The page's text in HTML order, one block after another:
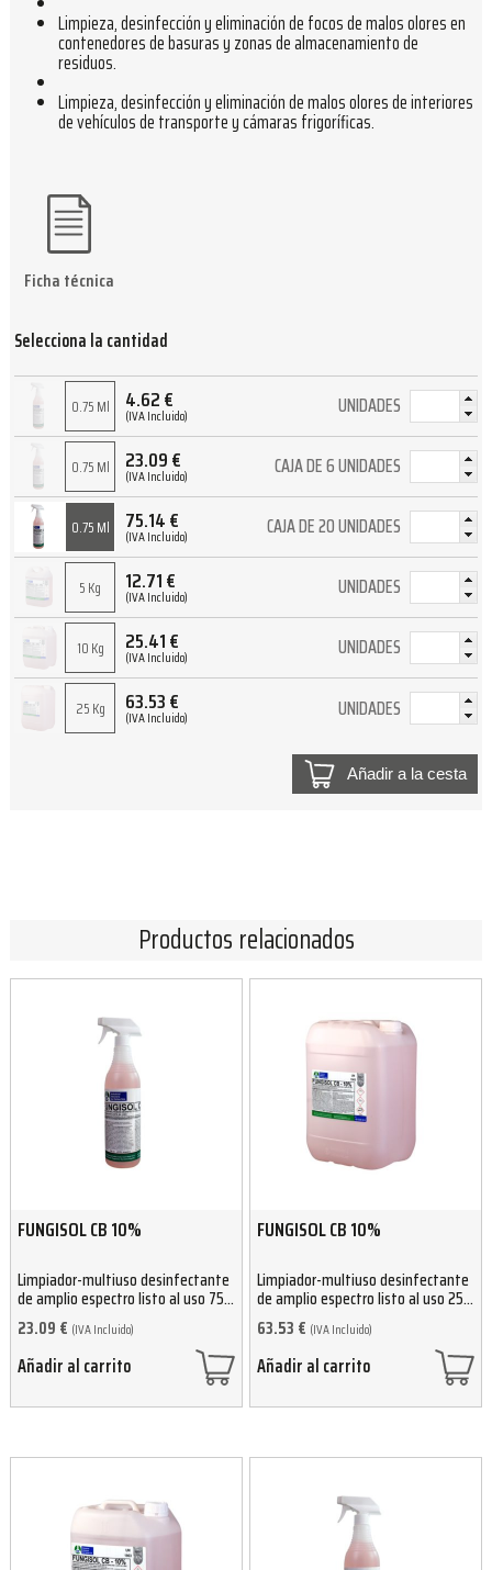
Limpieza, desinfección y eliminación de focos de malos olores en
contenedores de basuras y zonas de almacenamiento de
residuos.
Limpieza, desinfección y eliminación de malos olores de interiores
de vehículos de transporte y cámaras frigoríficas.
Selecciona la cantidad
0.75 Ml 4.62€
(IVA Incluido) UNIDADES
0.75 Ml 23.09€
(IVA Incluido) CAJA DE 6 UNIDADES
0.75 Ml 75.14€
(IVA Incluido) CAJA DE 20 UNIDADES
5 Kg 12.71€
(IVA Incluido) UNIDADES
10 Kg 25.41€
(IVA Incluido) UNIDADES
25 Kg 63.53€
(IVA Incluido) UNIDADES
Añadir a la cesta
Ficha técnica
Productos relacionados
FUNGISOL CB 10%
Limpiador-multiuso desinfectante
de amplio espectro listo al uso 750
ml
23.09 € (IVA Incluido)
Añadir al carrito
FUNGISOL CB 10%
Limpiador-multiuso desinfectante
de amplio espectro listo al uso 25
Kg
63.53 € (IVA Incluido)
Añadir al carrito